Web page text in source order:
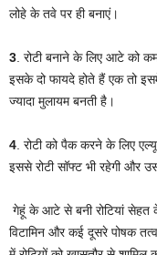
लोहे के तवे पर ही बनाएं।
3 . रोटी बनाने के लिए आटे
इसके दो फायदे होते हैं एक तो
ज्यादा मुलायम बनती है।
4 . रोटी को पैक करने के लिए
इससे रोटी सॉफ्ट भी रहेगी और
गेहूं के आटे से बनी रोटियां सेहत के
विटामिन और कई दूसरे पोषक